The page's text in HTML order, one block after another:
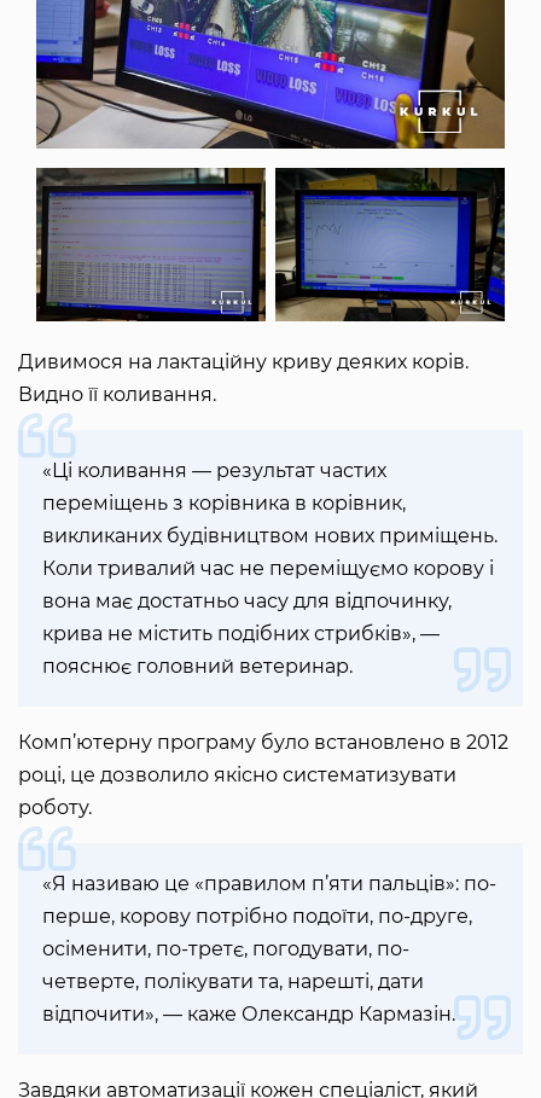
Дивимося на лактаційну криву деяких корів.
Видно її коливання.
«Ці коливання — результат частих
переміщень з корівника в корівник,
викликаних будівництвом нових приміщень.
Коли тривалий час не переміщуємо корову і
вона має достатньо часу для відпочинку,
крива не містить подібних стрибків», —
пояснює головний ветеринар.
Комп’ютерну програму було встановлено в 2012
році, це дозволило якісно систематизувати
роботу.
«Я називаю це «правилом п’яти пальців»: по-
перше, корову потрібно подоїти, по-друге,
осіменити, по-третє, погодувати, по-
четверте, полікувати та, нарешті, дати
відпочити», — каже Олександр Кармазін.
Завдяки автоматизації кожен спеціаліст, який